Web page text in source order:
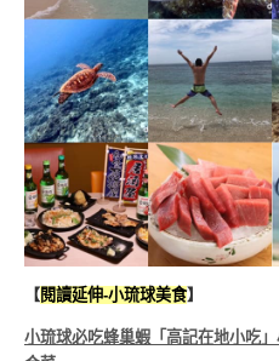
【 閱讀延伸-小琉球美食】
小琉球必吃蜂巢蝦「高記在地小吃